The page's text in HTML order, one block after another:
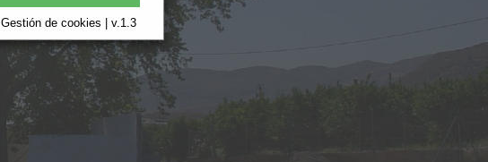
Gestión de cookies | v.1.3